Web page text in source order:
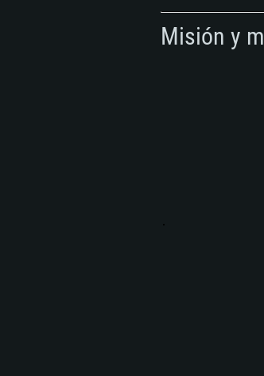
Misión y